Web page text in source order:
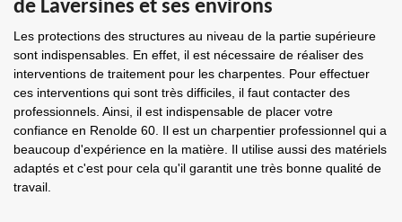
de Laversines et ses environs
Les protections des structures au niveau de la partie supérieure
sont indispensables. En effet, il est nécessaire de réaliser des
interventions de traitement pour les charpentes. Pour effectuer
ces interventions qui sont très difficiles, il faut contacter des
professionnels. Ainsi, il est indispensable de placer votre
confiance en Renolde 60. Il est un charpentier professionnel qui a
beaucoup d'expérience en la matière. Il utilise aussi des matériels
adaptés et c'est pour cela qu'il garantit une très bonne qualité de
travail.